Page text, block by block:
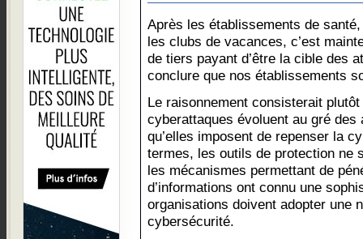
Après les établissements de
les clubs de vacances, c’est
de tiers payant d’être la cible des
conclure que nos établissements
Le raisonnement consisterait
cyberattaques évoluent au gré
qu’elles imposent de repenser la
termes, les outils de protection ne
les mécanismes permettant de
d’informations ont connu une
organisations doivent adopter une
cybersécurité.